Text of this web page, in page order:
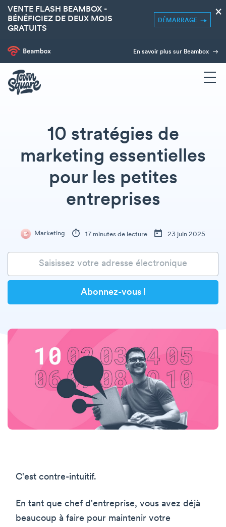
VENTE FLASH BEAMBOX -
BÉNÉFICIEZ DE DEUX MOIS
GRATUITS
DÉMARRAGE
×
En savoir plus sur Beambox
10 stratégies de
marketing essentielles
pour les petites
entreprises
Marketing 17 minutes de lecture 23 juin 2025
C'est contre-intuitif.
En tant que chef d'entreprise, vous avez déjà
beaucoup à faire pour maintenir votre